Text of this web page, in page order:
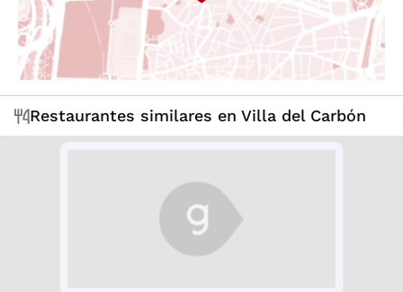
Restaurantes similares en Villa del Carbón